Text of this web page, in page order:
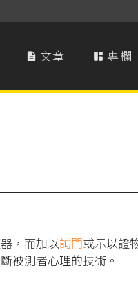
 文章  專欄
，而加以詢問或示以證
被測者心理的技術。